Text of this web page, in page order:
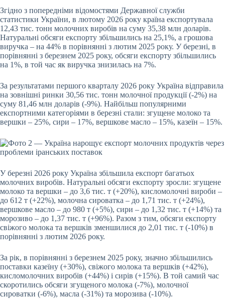
Згідно з попередніми відомостями Державної служби
статистики України, в лютому 2026 року країна експортувала
12,43 тис. тонн молочних виробів на суму 35,38 млн доларів.
Натуральні обсяги експорту збільшились на 25,1%, а грошова
виручка – на 44% в порівнянні з лютим 2025 року. У березні, в
порівнянні з березнем 2025 року, обсяги експорту збільшились
на 1%, в той час як виручка знизилась на 7%.
За результатами першого кварталу 2026 року Україна відправила
на зовнішні ринки 30,56 тис. тонн молочної продукції (-2%) на
суму 81,46 млн доларів (-9%). Найбільш популярними
експортними категоріями в березні стали: згущене молоко та
вершки – 25%, сири – 17%, вершкове масло – 15%, казеїн – 15%.
У березні 2026 року Україна збільшила експорт багатьох
молочних виробів. Натуральні обсяги експорту зросли: згущене
молоко та вершки – до 3,6 тис. т (+20%), кисломолочні вироби –
до 612 т (+22%), молочна сироватка – до 1,71 тис. т (+24%),
вершкове масло – до 980 т (+5%), сири – до 1,32 тис. т (+14%) та
морозиво – до 1,37 тис. т (+96%). Разом з тим, обсяги експорту
свіжого молока та вершків зменшилися до 2,01 тис. т (-10%) в
порівнянні з лютим 2026 року.
За рік, в порівнянні з березнем 2025 року, значно збільшились
поставки казеїну (+30%), свіжого молока та вершків (+42%),
кисломолочних виробів (+44%) і сирів (+15%). В той самий час
скоротились обсяги згущеного молока (-7%), молочної
сироватки (-6%), масла (-31%) та морозива (-10%).